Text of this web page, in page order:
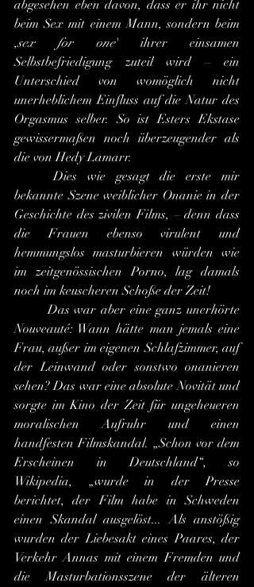
abgesehen eben davon, dass er ihr nicht
beim Sex mit einem Mann, sondern beim
,sex for one' ihrer einsamen
Selbstbefriedigung zuteil wird – ein
Unterschied von womöglich nicht
unerheblichem Einfluss auf die Natur des
Orgasmus selber. So ist Esters Ekstase
gewissermaßen noch überzeugender als
die von Hedy Lamarr.
	Dies wie gesagt die erste mir
bekannte Szene weiblicher Onanie in der
Geschichte des zivilen Films, – denn dass
die Frauen ebenso virulent und
hemmungslos masturbieren würden wie
im zeitgenössischen Porno, lag damals
noch im keuscheren Schoße der Zeit!
	Das war aber eine ganz unerhörte
Nouveauté: Wann hätte man jemals eine
Frau, außer im eigenen Schlafzimmer, auf
der Leinwand oder sonstwo onanieren
sehen? Das war eine absolute Novität und
sorgte im Kino der Zeit für ungeheueren
moralischen Aufruhr und einen
handfesten Filmskandal. „Schon vor dem
Erscheinen in Deutschland“, so
Wikipedia, „wurde in der Presse
berichtet, der Film habe in Schweden
einen Skandal ausgelöst... Als anstößig
wurden der Liebesakt eines Paares, der
Verkehr Annas mit einem Fremden und
die Masturbationsszene der älteren